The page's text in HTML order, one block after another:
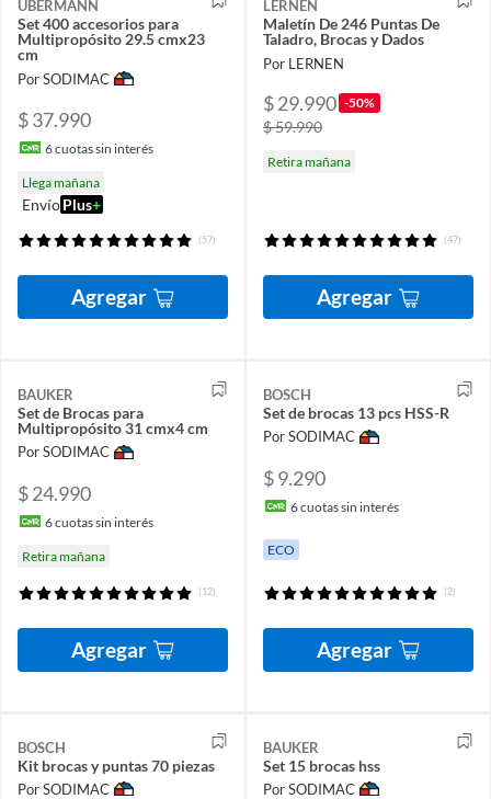
UBERMANN
Set 400 accesorios para
Multipropósito 29.5 cmx23
cm
Por SODIMAC
$ 37.990
6cuotas sin interés
Llega mañana
EnvíoPlus+
(57)
Agregar
LERNEN
Maletín De 246 Puntas De
Taladro, Brocas y Dados
Por LERNEN
$ 29.990 -50%
$ 59.990
Retira mañana
(47)
Agregar
BAUKER
Set de Brocas para
Multipropósito 31 cmx4 cm
Por SODIMAC
$ 24.990
6cuotas sin interés
Retira mañana
(12)
Agregar
BOSCH
Set de brocas 13 pcs HSS-R
Por SODIMAC
$ 9.290
6cuotas sin interés
ECO
(2)
Agregar
BOSCH
Kit brocas y puntas 70 piezas
Por SODIMAC
BAUKER
Set 15 brocas hss
Por SODIMAC